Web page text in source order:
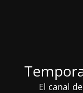
El canal